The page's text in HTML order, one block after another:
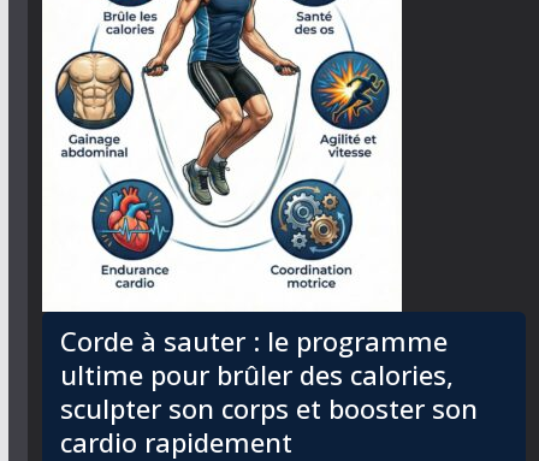
Corde à sauter : le programme
ultime pour brûler des calories,
sculpter son corps et booster son
cardio rapidement